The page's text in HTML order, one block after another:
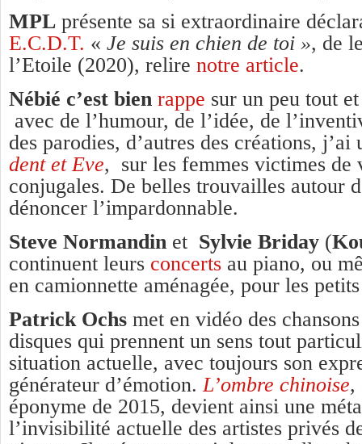
MPL présente sa si extraordinaire
E.C.D.T. « Je suis en chien de toi », de
l’Etoile (2020), relire notre article.
Nébié c’est bien rappe sur un peu tout
avec de l’humour, de l’idée, de
des parodies, d’autres des créations,
dent et Eve, sur les femmes victimes de
conjugales. De belles trouvailles autour
dénoncer l’impardonnable.
Steve Normandin et Sylvie Briday (
continuent leurs concerts au piano, ou
en camionnette aménagée, pour les
Patrick Ochs met en vidéo des
disques qui prennent un sens tout
situation actuelle, avec toujours son
générateur d’émotion. L’ombre chinoise,
éponyme de 2015, devient ainsi une
l’invisibilité actuelle des artistes privés